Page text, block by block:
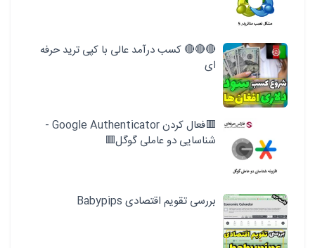
🔴🔴🔴 کسب درآمد عالی با کپی ترید حرفه
ای
🟥فعال کردن Google Authenticator -
شناسایی دو عاملی گوگل🟥
بررسی تقویم اقتصادی Babypips